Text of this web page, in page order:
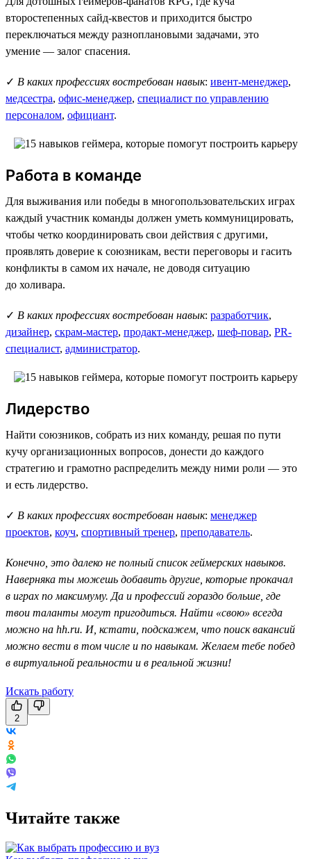
второстепенных сайд-квестов и приходится быстро
переключаться между разноплановыми задачами, это
умение — залог спасения.
✓ В каких профессиях востребован навык: ивент-менеджер,
медсестра, офис-менеджер, специалист по управлению
персоналом, официант.
Работа в команде
Для выживания или победы в многопользовательских играх
каждый участник команды должен уметь коммуницировать,
чтобы четко координировать свои действия с другими,
проявлять доверие к союзникам, вести переговоры и гасить
конфликты в самом их начале, не доводя ситуацию
до холивара.
✓ В каких профессиях востребован навык: разработчик,
дизайнер, скрам-мастер, продакт-менеджер, шеф-повар, PR-
специалист, администратор.
Лидерство
Найти союзников, собрать из них команду, решая по пути
кучу организационных вопросов, донести до каждого
стратегию и грамотно распределить между ними роли — это
и есть лидерство.
✓ В каких профессиях востребован навык: менеджер
проектов, коуч, спортивный тренер, преподаватель.
Конечно, это далеко не полный список геймерских навыков.
Наверняка ты можешь добавить другие, которые прокачал
в играх по максимуму. Да и профессий гораздо больше, где
твои таланты могут пригодиться. Найти «свою» всегда
можно на hh.ru. И, кстати, подскажем, что поиск вакансий
можно вести в том числе и по навыкам. Желаем тебе побед
в виртуальной реальности и в реальной жизни!
Искать работу
2
Читайте также